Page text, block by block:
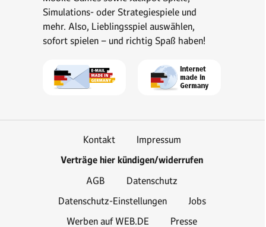
Simulations- oder Strategiespiele und
mehr. Also, Lieblingsspiel auswählen,
sofort spielen – und richtig Spaß haben!
Kontakt Impressum
Verträge hier kündigen/widerrufen
AGB
Datenschutz
Datenschutz-Einstellungen
Jobs
Werben auf WEB.DE
Presse